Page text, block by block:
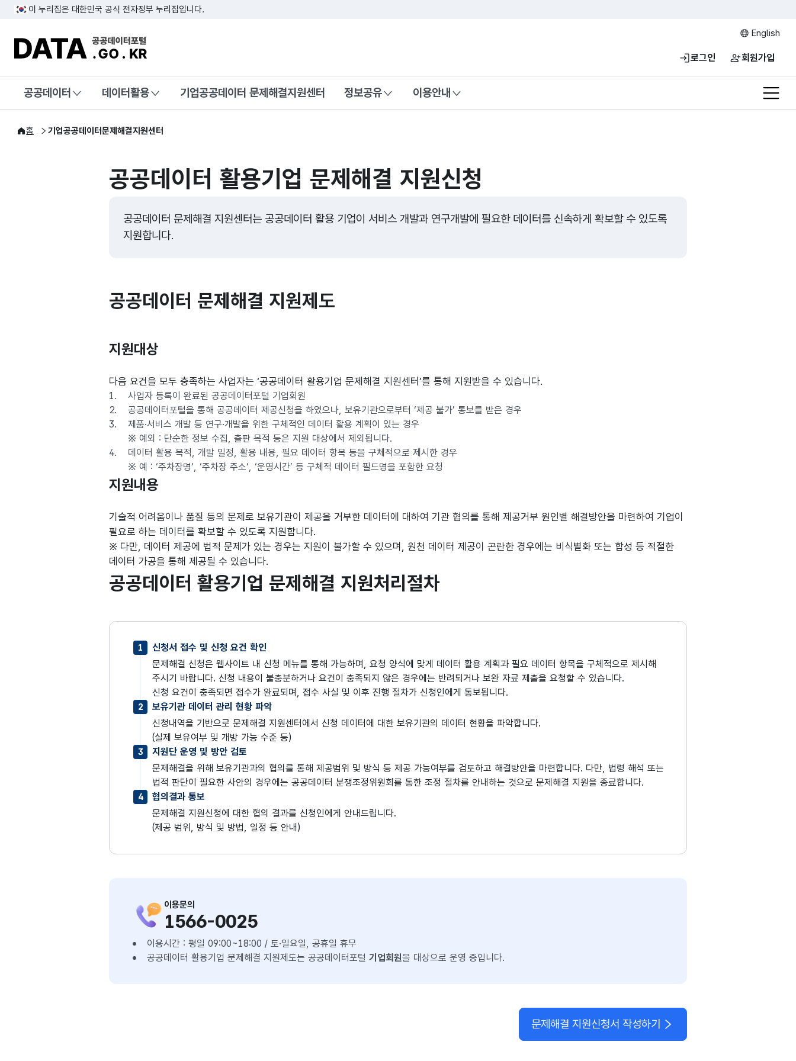
이 누리집은 대한민국 공식 전자정부 누리집입니다.
DATA.GO.KR 공공데이터포털
English
로그인 회원가입
전체
공공데이터 데이터활용 기업공공데이터 문제해결지원센터 정보공유 이용안내
홈 기업공공데이터문제해결지원센터
공공데이터 활용기업 문제해결 지원신청
공공데이터 문제해결 지원센터는 공공데이터 활용 기업이 서비스 개발과 연구개발에 필요한 데이터를 신속하게 확보할 수 있도록
지원합니다.
공공데이터 문제해결 지원제도
지원대상
다음 요건을 모두 충족하는 사업자는 ‘공공데이터 활용기업 문제해결 지원센터’를 통해 지원받을 수 있습니다.
1.
사업자 등록이 완료된 공공데이터포털 기업회원
2.
공공데이터포털을 통해 공공데이터 제공신청을 하였으나, 보유기관으로부터 ‘제공 불가’ 통보를 받은 경우
3.
제품·서비스 개발 등 연구·개발을 위한 구체적인 데이터 활용 계획이 있는 경우
※ 예외 : 단순한 정보 수집, 출판 목적 등은 지원 대상에서 제외됩니다.
4.
데이터 활용 목적, 개발 일정, 활용 내용, 필요 데이터 항목 등을 구체적으로 제시한 경우
※ 예 : ‘주차장명‘, ‘주차장 주소‘, ‘운영시간’ 등 구체적 데이터 필드명을 포함한 요청
지원내용
기술적 어려움이나 품질 등의 문제로 보유기관이 제공을 거부한 데이터에 대하여 기관 협의를 통해 제공거부 원인별 해결방안을 마련하여 기업이
필요로 하는 데이터를 확보할 수 있도록 지원합니다.
※ 다만, 데이터 제공에 법적 문제가 있는 경우는 지원이 불가할 수 있으며, 원천 데이터 제공이 곤란한 경우에는 비식별화 또는 합성 등 적절한
데이터 가공을 통해 제공될 수 있습니다.
공공데이터 활용기업 문제해결 지원처리절차
1
신청서 접수 및 신청 요건 확인
문제해결 신청은 웹사이트 내 신청 메뉴를 통해 가능하며, 요청 양식에 맞게 데이터 활용 계획과 필요 데이터 항목을 구체적으로 제시해
주시기 바랍니다. 신청 내용이 불충분하거나 요건이 충족되지 않은 경우에는 반려되거나 보완 자료 제출을 요청할 수 있습니다.
신청 요건이 충족되면 접수가 완료되며, 접수 사실 및 이후 진행 절차가 신청인에게 통보됩니다.
2
보유기관 데이터 관리 현황 파악
신청내역을 기반으로 문제해결 지원센터에서 신청 데이터에 대한 보유기관의 데이터 현황을 파악합니다.
(실제 보유여부 및 개방 가능 수준 등)
3
지원단 운영 및 방안 검토
문제해결을 위해 보유기관과의 협의를 통해 제공범위 및 방식 등 제공 가능여부를 검토하고 해결방안을 마련합니다. 다만, 법령 해석 또는
법적 판단이 필요한 사안의 경우에는 공공데이터 분쟁조정위원회를 통한 조정 절차를 안내하는 것으로 문제해결 지원을 종료합니다.
4
협의결과 통보
문제해결 지원신청에 대한 협의 결과를 신청인에게 안내드립니다.
(제공 범위, 방식 및 방법, 일정 등 안내)
이용문의
1566-0025
이용시간 : 평일 09:00~18:00 / 토·일요일, 공휴일 휴무
공공데이터 활용기업 문제해결 지원제도는 공공데이터포털 기업회원을 대상으로 운영 중입니다.
문제해결 지원신청서 작성하기